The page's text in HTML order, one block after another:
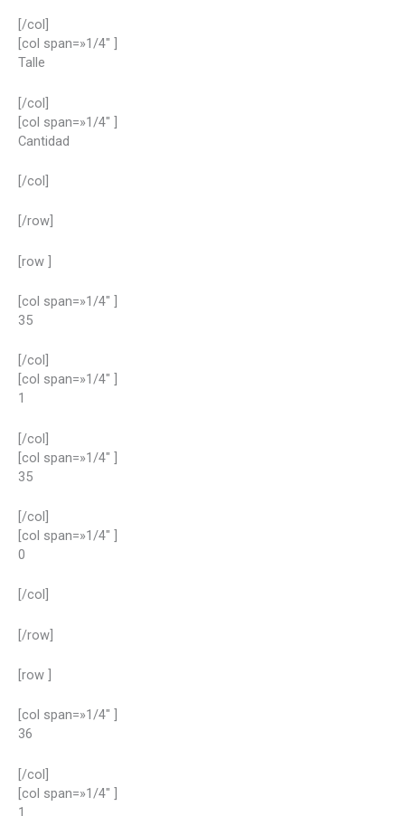
[/col]
[col span=»1/4″ ]
Talle
[/col]
[col span=»1/4″ ]
Cantidad
[/col]
[/row]
[row ]
[col span=»1/4″ ]
35
[/col]
[col span=»1/4″ ]
1
[/col]
[col span=»1/4″ ]
35
[/col]
[col span=»1/4″ ]
0
[/col]
[/row]
[row ]
[col span=»1/4″ ]
36
[/col]
[col span=»1/4″ ]
1